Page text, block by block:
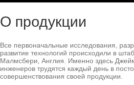
О продукции
Все первоначальные исследования,
развитие технологий происходили в
Малмсбери, Англия. Именно здесь
инженеров трудятся каждый день в
совершенствования своей продукции.